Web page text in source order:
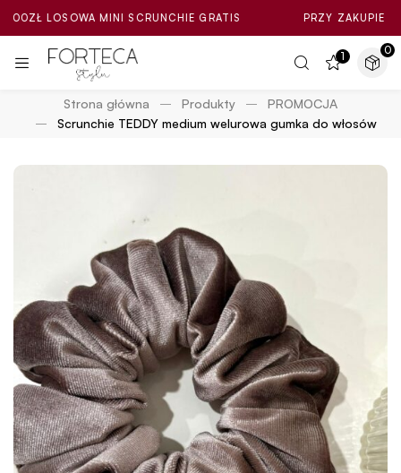
MINI SCRUNCHIE GRATIS PRZY ZAKUPIE ZA MIN.
1 0
Strona główna Produkty
PROMOCJA
Scrunchie TEDDY medium welurowa gumka do włosów